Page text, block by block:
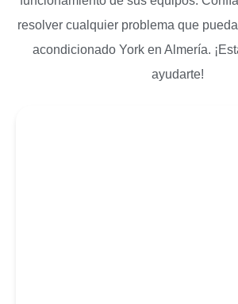
resolver cualquier problema que
acondicionado York en Almería.
ayudarte!